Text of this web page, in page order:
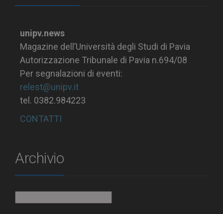
unipv.news
Magazine dell’Università degli Studi di Pavia
Autorizzazione Tribunale di Pavia n.694/08
Per segnalazioni di eventi:
relest@unipv.it
tel. 0382.984223
CONTATTI
Archivio